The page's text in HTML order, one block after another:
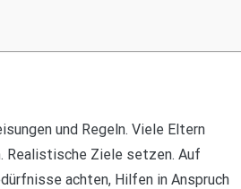
und Regeln. Viele Eltern
Realistische Ziele setzen. Auf
achten, Hilfen in Anspruch